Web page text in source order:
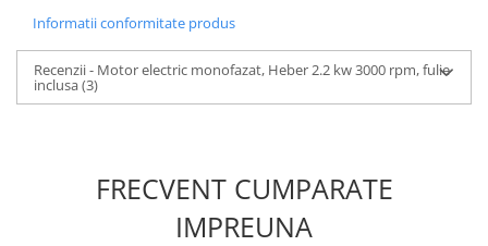
Informatii conformitate produs
Recenzii - Motor electric monofazat, Heber 2.2 kw 3000 rpm, fulie
inclusa(3)
FRECVENT CUMPARATE
IMPREUNA